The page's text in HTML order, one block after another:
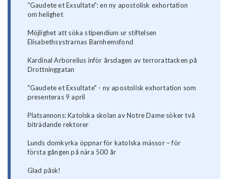
"Gaudete et Exsultate": en ny apostolisk exhortation
om helighet
Möjlighet att söka stipendium ur stiftelsen
Elisabethsystrarnas Barnhemsfond
Kardinal Arborelius inför årsdagen av terrorattacken på
Drottninggatan
"Gaudete et Exsultate" - ny apostolisk exhortation som
presenteras 9 april
Platsannons: Katolska skolan av Notre Dame söker två
biträdande rektorer
Lunds domkyrka öppnar för katolska mässor – för
första gången på nära 500 år
Glad påsk!